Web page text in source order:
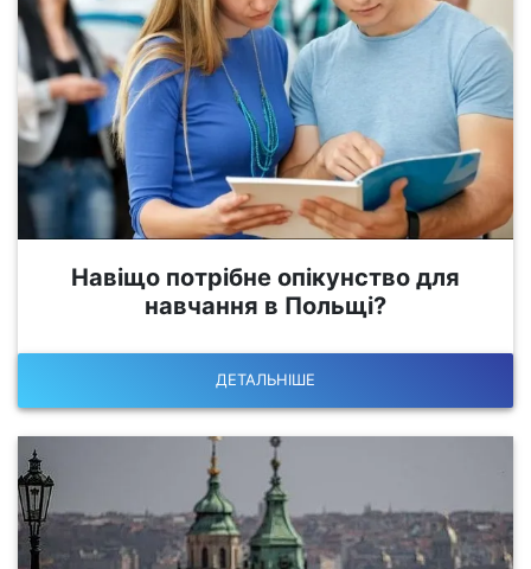
Навіщо потрібне опікунство для
навчання в Польщі?
ДЕТАЛЬНІШЕ